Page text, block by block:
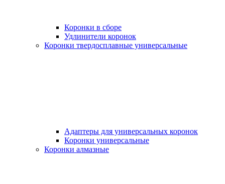
Коронки в сборе
Удлинители коронок
Коронки твердосплавные универсальные
Адаптеры для универсальных коронок
Коронки универсальные
Коронки алмазные